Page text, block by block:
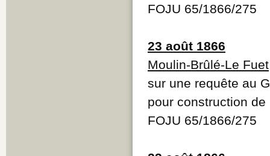
FOJU 65/1866/275
23 août 1866
Moulin-Brûlé-Le Fuet
sur une requête au
pour construction de
FOJU 65/1866/275